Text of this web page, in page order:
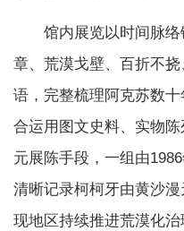
馆内展览以时间脉络
章、荒漠戈壁、百折不
语，完整梳理阿克苏数
合运用图文史料、实物
元展陈手段，一组由
清晰记录柯柯牙由黄沙
现地区持续推进荒漠化